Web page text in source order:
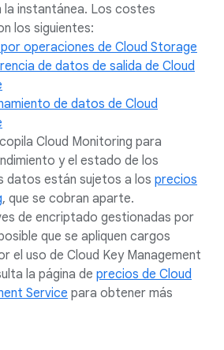
la instantánea. Los costes
los siguientes:
operaciones de Cloud Storage
de datos de salida de Cloud
de datos de Cloud
Cloud Monitoring para
y el estado de los
datos están sujetos a los precios
, que se cobran aparte.
de encriptado gestionadas por
que se apliquen cargos
el uso de Cloud Key Management
la página de precios de Cloud
Service para obtener más